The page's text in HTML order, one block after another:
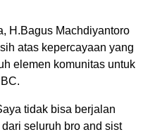
H.Bagus Machdiyantoro
atas kepercayaan yang
elemen komunitas untuk
tidak bisa berjalan
seluruh bro and sist